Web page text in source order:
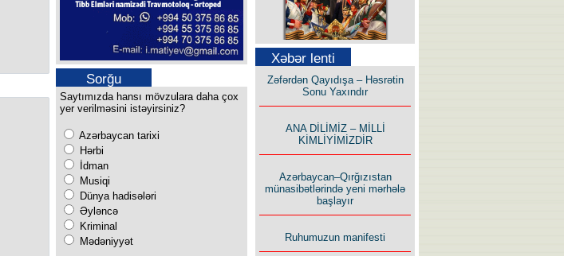
Sorğu
Saytımızda hansı mövzulara daha çox
yer verilməsini istəyirsiniz?
Azərbaycan tarixi
Hərbi
İdman
Musiqi
Dünya hadisələri
Əyləncə
Kriminal
Mədəniyyət
Səfər Alışarlı yazır
Uzun yolun Yolçusu
Xəbər lenti
Zəfərdən Qayıdışa – Həsrətin
Sonu Yaxındır
ANA DİLİMİZ – MİLLİ
KİMLİYİMİZDİR
Azərbaycan–Qırğızıstan
münasibətlərində yeni mərhələ
başlayır
Ruhumuzun manifesti